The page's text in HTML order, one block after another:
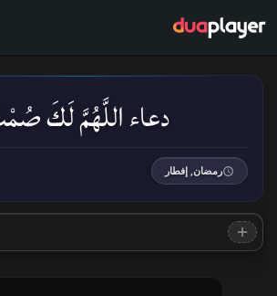
دعاء اللَّهُمَّ لَكَ
رمضان, إفطار